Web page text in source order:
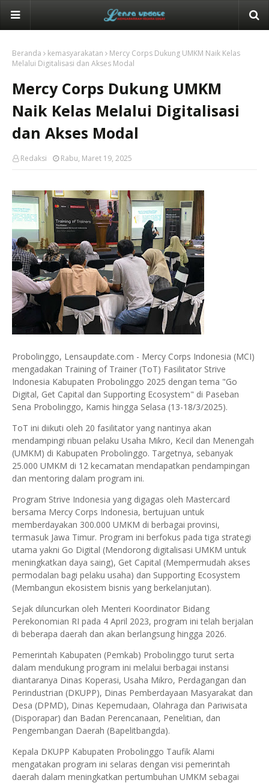
Beranda kemasyarakatan
Mercy Corps Dukung UMKM Naik Kelas
Melalui Digitalisasi dan Akses Modal
Mercy Corps Dukung UMKM
Naik Kelas Melalui Digitalisasi
dan Akses Modal
Redaksi Rabu, Maret 19, 2025
Probolinggo, Lensaupdate.com - Mercy Corps Indonesia (MCI)
mengadakan Training of Trainer (ToT) Fasilitator Strive
Indonesia Kabupaten Probolinggo 2025 dengan tema "Go
Digital, Get Capital dan Supporting Ecosystem" di Paseban
Sena Probolinggo, Kamis hingga Selasa (13-18/3/2025).
ToT ini diikuti oleh 20 fasilitator yang nantinya akan
mendampingi ribuan pelaku Usaha Mikro, Kecil dan Menengah
(UMKM) di Kabupaten Probolinggo. Targetnya, sebanyak
25.000 UMKM di 12 kecamatan mendapatkan pendampingan
dan mentoring dalam program ini.
Program Strive Indonesia yang digagas oleh Mastercard
bersama Mercy Corps Indonesia, bertujuan untuk
memberdayakan 300.000 UMKM di berbagai provinsi,
termasuk Jawa Timur. Program ini berfokus pada tiga strategi
utama yakni Go Digital (Mendorong digitalisasi UMKM untuk
meningkatkan daya saing), Get Capital (Mempermudah akses
permodalan bagi pelaku usaha) dan Supporting Ecosystem
(Membangun ekosistem bisnis yang berkelanjutan).
Sejak diluncurkan oleh Menteri Koordinator Bidang
Perekonomian RI pada 4 April 2023, program ini telah berjalan
di beberapa daerah dan akan berlangsung hingga 2026.
Pemerintah Kabupaten (Pemkab) Probolinggo turut serta
dalam mendukung program ini melalui berbagai instansi
diantaranya Dinas Koperasi, Usaha Mikro, Perdagangan dan
Perindustrian (DKUPP), Dinas Pemberdayaan Masyarakat dan
Desa (DPMD), Dinas Kepemudaan, Olahraga dan Pariwisata
(Disporapar) dan Badan Perencanaan, Penelitian, dan
Pengembangan Daerah (Bapelitbangda).
Kepala DKUPP Kabupaten Probolinggo Taufik Alami
mengatakan program ini selaras dengan visi pemerintah
daerah dalam meningkatkan pertumbuhan UMKM sebagai